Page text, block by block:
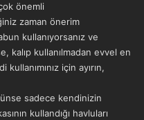
önemli
zaman önerim
kullanıyorsanız ve
kalıp kullanılmadan evvel en
için ayırın,
sadece kendinizin
kullandığı havluları